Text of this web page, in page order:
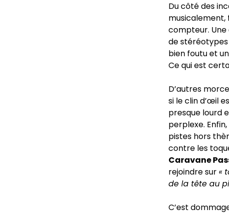
Du côté des
musicalement,
compteur.
de
bien foutu et
Ce qui est
D’autres
si le clin d’œil
presque lourd
perplexe.
pistes hors
contre les
Caravane
rejoindre sur«
de la tête au
C’est